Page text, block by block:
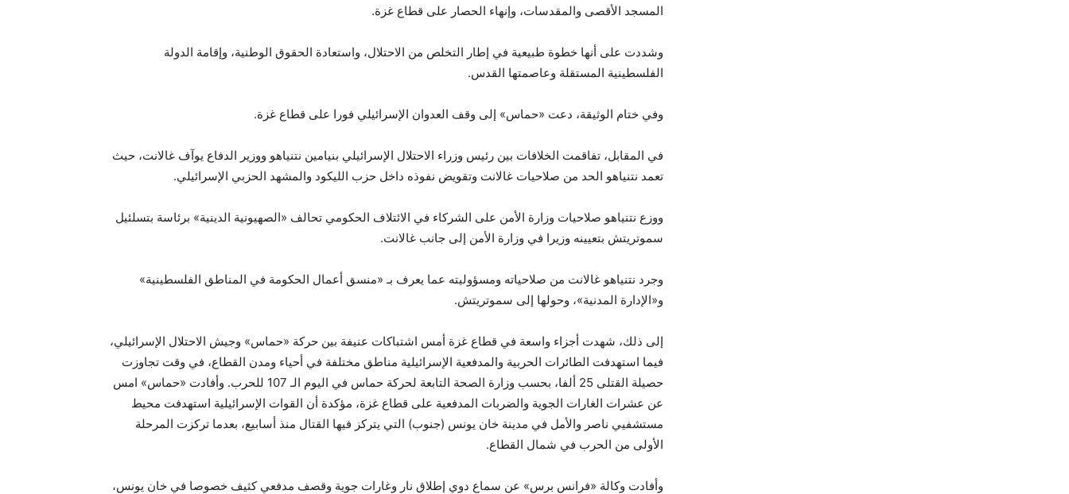
المسجد الأقصى والمقدسات، وإنهاء الحصار على قطاع غزة.
وشددت على أنها خطوة طبيعية في إطار التخلص من الاحتلال، واستعادة الحقوق الوطنية، وإقامة الدولة
الفلسطينية المستقلة وعاصمتها القدس.
وفي ختام الوثيقة، دعت «حماس» إلى وقف العدوان الإسرائيلي فورا على قطاع غزة.
في المقابل، تفاقمت الخلافات بين رئيس وزراء الاحتلال الإسرائيلي بنيامين نتنياهو ووزير الدفاع يوآف غالانت، حيث
تعمد نتنياهو الحد من صلاحيات غالانت وتقويض نفوذه داخل حزب الليكود والمشهد الحزبي الإسرائيلي.
ووزع نتنياهو صلاحيات وزارة الأمن على الشركاء في الائتلاف الحكومي تحالف «الصهيونية الدينية» برئاسة بتسلئيل
سموتريتش بتعيينه وزيرا في وزارة الأمن إلى جانب غالانت.
وجرد نتنياهو غالانت من صلاحياته ومسؤوليته عما يعرف بـ «منسق أعمال الحكومة في المناطق الفلسطينية»
و«الإدارة المدنية»، وحولها إلى سموتريتش.
إلى ذلك، شهدت أجزاء واسعة في قطاع غزة أمس اشتباكات عنيفة بين حركة «حماس» وجيش الاحتلال الإسرائيلي،
فيما استهدفت الطائرات الحربية والمدفعية الإسرائيلية مناطق مختلفة في أحياء ومدن القطاع، في وقت تجاوزت
حصيلة القتلى 25 ألفا، بحسب وزارة الصحة التابعة لحركة حماس في اليوم الـ 107 للحرب. وأفادت «حماس» امس
عن عشرات الغارات الجوية والضربات المدفعية على قطاع غزة، مؤكدة أن القوات الإسرائيلية استهدفت محيط
مستشفيي ناصر والأمل في مدينة خان يونس (جنوب) التي يتركز فيها القتال منذ أسابيع، بعدما تركزت المرحلة
الأولى من الحرب في شمال القطاع.
وأفادت وكالة «فرانس برس» عن سماع دوي إطلاق نار وغارات جوية وقصف مدفعي كثيف خصوصا في خان يونس،